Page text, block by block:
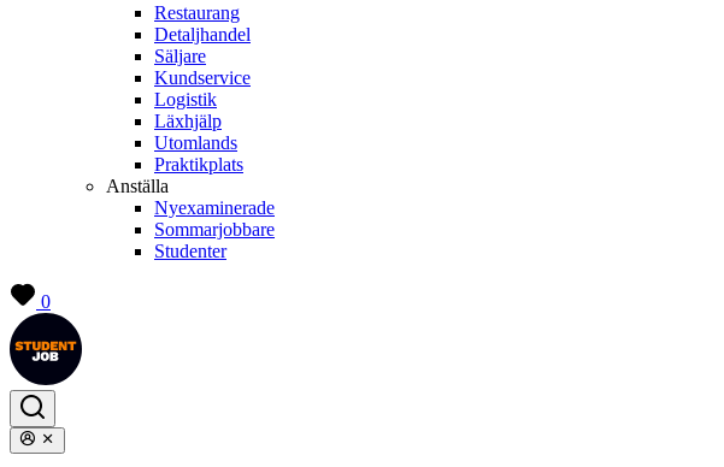
Restaurang
Detaljhandel
Säljare
Kundservice
Logistik
Läxhjälp
Utomlands
Praktikplats
Anställa
Nyexaminerade
Sommarjobbare
Studenter
0